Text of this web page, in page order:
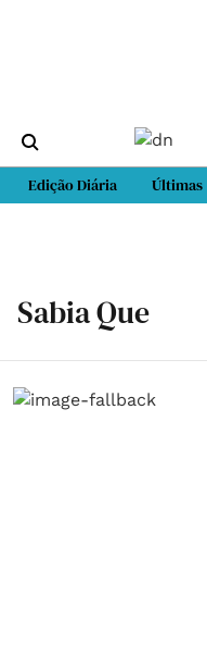
Edição Diária Últimas
Sabia Que